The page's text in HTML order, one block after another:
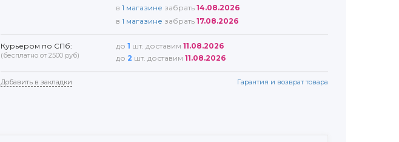
в 1 магазине забрать 14.08.2026
в 1 магазине забрать 17.08.2026
Курьером по СПб:
(бесплатно от 2500 руб)
до 1 шт. доставим 11.08.2026
до 2 шт. доставим 11.08.2026
Добавить в закладки Гарантия и возврат товара